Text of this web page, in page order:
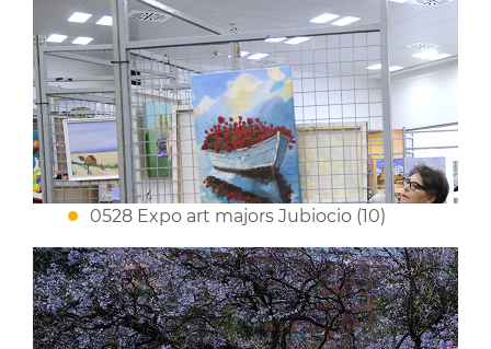
0528 Expo art majors Jubiocio (10)